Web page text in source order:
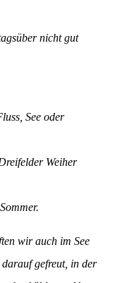
nicht gut
See oder
Weiher
wir auch im See
gefreut, in der